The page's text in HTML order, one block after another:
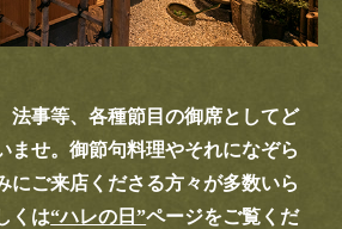
法事等、各種節目の御席としてど
ませ。御節句料理やそれになぞら
にご来店くださる方々が多数いら
くは“ハレの日”ページをご覧くだ